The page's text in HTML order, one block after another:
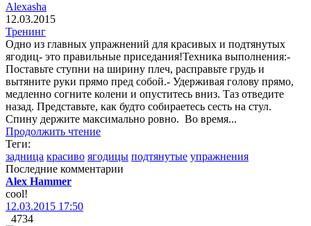
Alexasha
12.03.2015
Тренинг
Одно из главных упражнений для красивых и подтянутых
ягодиц- это правильные приседания!Техника выполнения:-
Поставьте ступни на ширину плеч, расправьте грудь и
вытяните руки прямо пред собой.- Удерживая голову прямо,
медленно согните колени и опуститесь вниз. Таз отведите
назад. Представьте, как будто собираетесь сесть на стул.
Спину держите максимально ровно. Во время...
Продолжить чтение
Теги:
задница красиво ягодицы подтянутые упражнения
Последние комментарии
Alex Hammer
cool!
12.03.2015 17:50
4734